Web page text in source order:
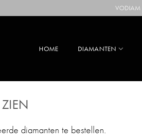
HOME DIAMANTEN
diamanten te bestellen.